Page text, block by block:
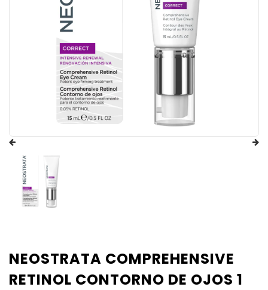
NEOSTRATA COMPREHENSIVE
RETINOL CONTORNO DE OJOS 1